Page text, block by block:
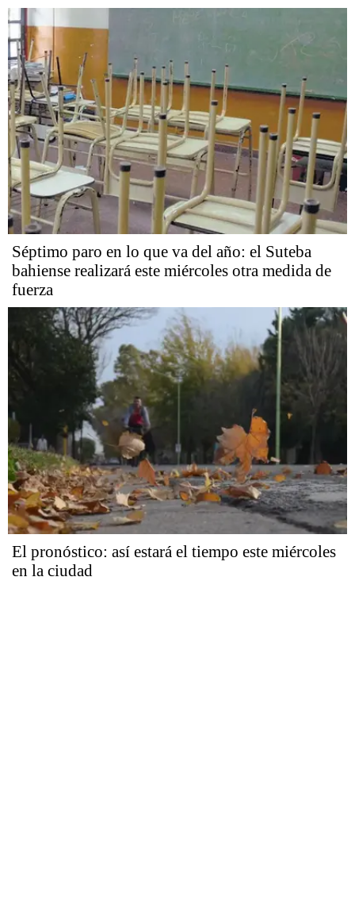
Séptimo paro en lo que va del año: el Suteba
bahiense realizará este miércoles otra medida de
fuerza
El pronóstico: así estará el tiempo este miércoles
en la ciudad